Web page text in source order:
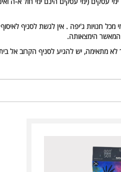
מכל חנויות ג'יפה . אין לגשת לסניף
המאשר הימצאותה.
מתאימה, יש להגיע לסניף הקרוב אל